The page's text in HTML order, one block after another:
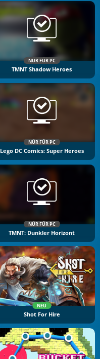
NÜR FÜR PC
TMNT Shadow Heroes
NÜR FÜR PC
Lego DC Comics: Super Heroes
NÜR FÜR PC
TMNT: Dunkler Horizont
NEU
Shot For Hire